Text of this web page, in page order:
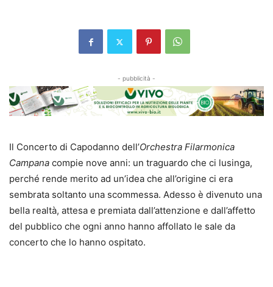
- pubblicità -
Il Concerto di Capodanno dell’Orchestra Filarmonica
Campana compie nove anni: un traguardo che ci lusinga,
perché rende merito ad un’idea che all’origine ci era
sembrata soltanto una scommessa. Adesso è divenuto una
bella realtà, attesa e premiata dall’attenzione e dall’affetto
del pubblico che ogni anno hanno affollato le sale da
concerto che lo hanno ospitato.